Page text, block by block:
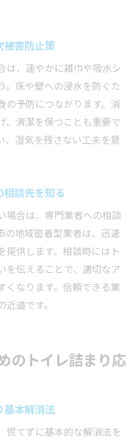
被害防止策
は、速やかに雑巾や吸水シ
。床や壁への浸水を防ぐた
の予防につながります。消
、清潔を保つことも重要で
、湿気を残さない工夫を意
相談先を知る
場合は、専門業者への相談
の地域密着型業者は、迅速
提供します。相談時にはト
を伝えることで、適切なア
くなります。信頼できる業
道です。
のトイレ詰まり応
基本解消法
慌てずに基本的な解消法を